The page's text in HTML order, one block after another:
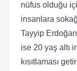
nüfus olduğu
insanlara
Tayyip
ise 20 yaş altı
kısıtlaması